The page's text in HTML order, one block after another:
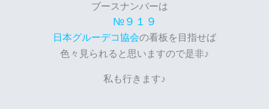
ブースナンバーは
№９１９
日本グルーデコ協会の看板を目指せば
色々見られると思いますので是非♪
私も行きます♪